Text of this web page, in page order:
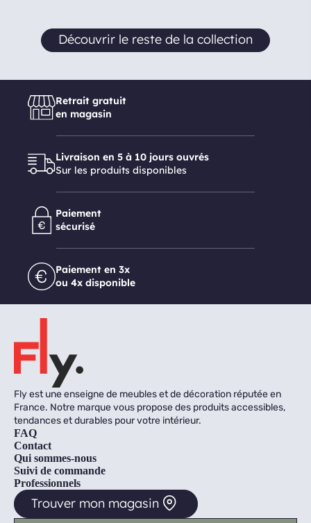
Découvrir le reste de la collection
Retrait gratuit
en magasin
Livraison en 5 à 10 jours ouvrés
Sur les produits disponibles
Paiement
sécurisé
Paiement en 3x
ou 4x disponible
Fly est une enseigne de meubles et de décoration réputée en
France. Notre marque vous propose des produits accessibles,
tendances et durables pour votre intérieur.
FAQ
Contact
Qui sommes-nous
Suivi de commande
Professionnels
Trouver mon magasin